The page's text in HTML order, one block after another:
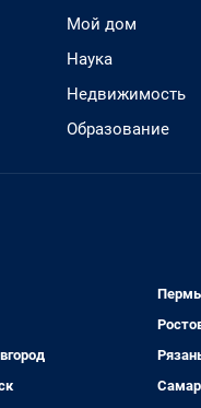
Мой дом
Наука
Недвижимость
Образование
Пермь